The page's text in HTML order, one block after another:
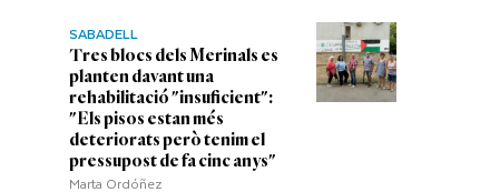
SABADELL
Tres blocs dels Merinals es
planten davant una
rehabilitació "insuficient":
"Els pisos estan més
deteriorats però tenim el
pressupost de fa cinc anys"
Marta Ordóñez